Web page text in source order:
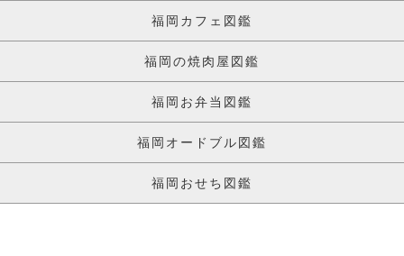
福岡カフェ図鑑
福岡の焼肉屋図鑑
福岡お弁当図鑑
福岡オードブル図鑑
福岡おせち図鑑